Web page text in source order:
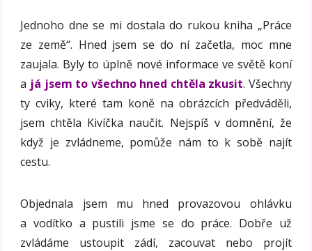
Jednoho dne se mi dostala do rukou kniha „Práce
ze země“. Hned jsem se do ní začetla, moc mne
zaujala. Byly to úplně nové informace ve světě koní
a já jsem to všechno hned chtěla zkusit. Všechny
ty cviky, které tam koně na obrázcích předváděli,
jsem chtěla Kivíčka naučit. Nejspíš v domnění, že
když je zvládneme, pomůže nám to k sobě najít
cestu.
Objednala jsem mu hned provazovou ohlávku
a vodítko a pustili jsme se do práce. Dobře už
zvládáme ustoupit zádí, zacouvat nebo projít